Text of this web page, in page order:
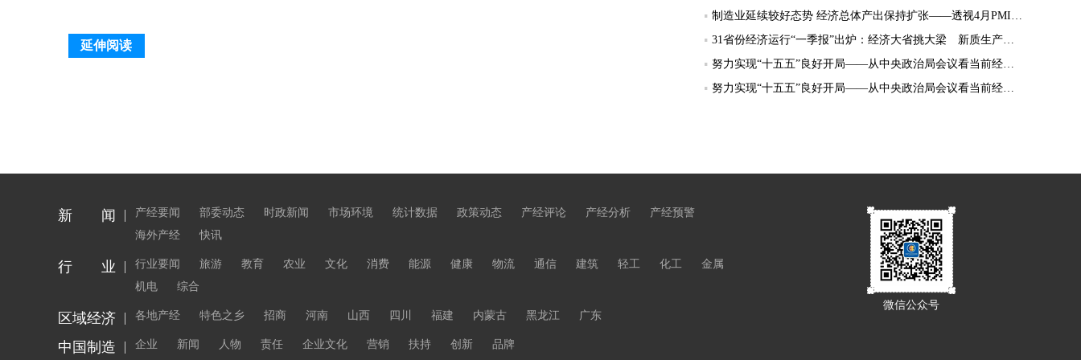
延伸阅读
制造业延续较好态势 经济总体产出保持扩张——透视4月PMI数据
31省份经济运行“一季报”出炉：经济大省挑大梁 新质生产力引擎强
努力实现“十五五”良好开局——从中央政治局会议看当前经济工作
努力实现“十五五”良好开局——从中央政治局会议看当前经济工作
微信公众号
新 闻 产经要闻 部委动态 时政新闻 市场环境 统计数据 政策动态 产经评论 产经分析
产经预警
海外产经
快讯
行 业 行业要闻 旅游 教育 农业 文化 消费 能源 健康 物流 通信 建筑 轻工 化工
金属
机电
综合
区域经济 各地产经 特色之乡 招商 河南 山西 四川 福建 内蒙古 黑龙江 广东
中国制造 企业 新闻 人物 责任 企业文化 营销 扶持 创新 品牌